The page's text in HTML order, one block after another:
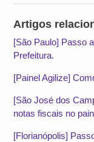
Artigos
[São Paulo] Passo
Prefeitura.
[Painel Agilize]
[São José dos
notas fiscais no
[Florianópolis]